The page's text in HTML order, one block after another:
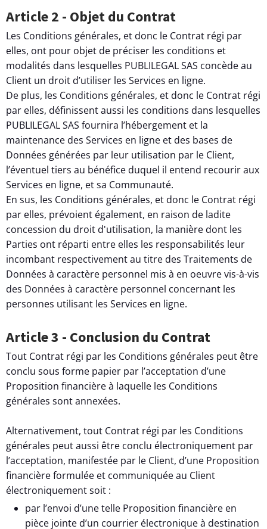
Article 2 - Objet du Contrat
Les Conditions générales, et donc le Contrat régi par
elles, ont pour objet de préciser les conditions et
modalités dans lesquelles PUBLILEGAL SAS concède au
Client un droit d’utiliser les Services en ligne.
De plus, les Conditions générales, et donc le Contrat régi
par elles, définissent aussi les conditions dans lesquelles
PUBLILEGAL SAS fournira l’hébergement et la
maintenance des Services en ligne et des bases de
Données générées par leur utilisation par le Client,
l’éventuel tiers au bénéfice duquel il entend recourir aux
Services en ligne, et sa Communauté.
En sus, les Conditions générales, et donc le Contrat régi
par elles, prévoient également, en raison de ladite
concession du droit d'utilisation, la manière dont les
Parties ont réparti entre elles les responsabilités leur
incombant respectivement au titre des Traitements de
Données à caractère personnel mis à en oeuvre vis-à-vis
des Données à caractère personnel concernant les
personnes utilisant les Services en ligne.
Article 3 - Conclusion du Contrat
Tout Contrat régi par les Conditions générales peut être
conclu sous forme papier par l’acceptation d’une
Proposition financière à laquelle les Conditions
générales sont annexées.
Alternativement, tout Contrat régi par les Conditions
générales peut aussi être conclu électroniquement par
l’acceptation, manifestée par le Client, d’une Proposition
financière formulée et communiquée au Client
électroniquement soit :
par l’envoi d’une telle Proposition financière en
pièce jointe d’un courrier électronique à destination